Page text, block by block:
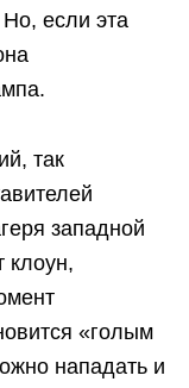
если эта
так
западной
клоун,
«голым
нападать и